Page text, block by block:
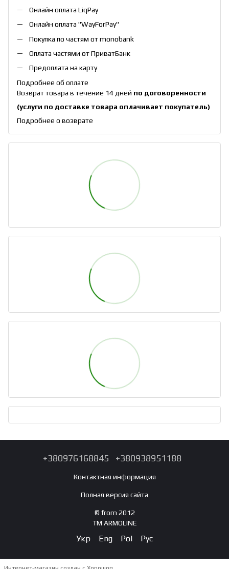
Онлайн оплата LiqPay
Онлайн оплата "WayForPay"
Покупка по частям от monobank
Оплата частями от ПриватБанк
Предоплата на карту
Подробнее об оплате
Возврат товара в течение 14 дней по договоренности
(услуги по доставке товара оплачивает покупатель)
Подробнее о возврате
+380976168845 +380938951188
Контактная информация
Полная версия сайта
© from 2012
TM ARMOLINE
Укр Eng Pol Рус